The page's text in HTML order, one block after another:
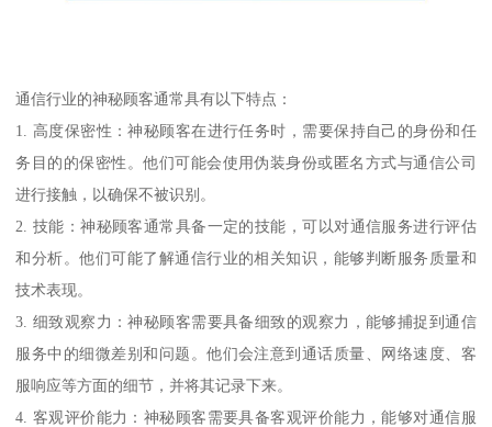
通信行业的神秘顾客通常具有以下特点：
1. 高度保密性：神秘顾客在进行任务时，需要保持自己的身份和任
务目的的保密性。他们可能会使用伪装身份或匿名方式与通信公司
进行接触，以确保不被识别。
2. 技能：神秘顾客通常具备一定的技能，可以对通信服务进行评估
和分析。他们可能了解通信行业的相关知识，能够判断服务质量和
技术表现。
3. 细致观察力：神秘顾客需要具备细致的观察力，能够捕捉到通信
服务中的细微差别和问题。他们会注意到通话质量、网络速度、客
服响应等方面的细节，并将其记录下来。
4. 客观评价能力：神秘顾客需要具备客观评价能力，能够对通信服